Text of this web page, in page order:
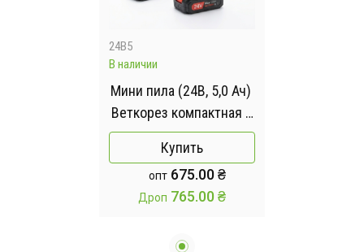
24B5
В наличии
Мини пила (24В​​​​​​​, 5,0 Ач)
Веткорез компактная и
лёгка цепная
пила аккумуляторная
Купить
опт 675.00 ₴
Дроп 765.00 ₴